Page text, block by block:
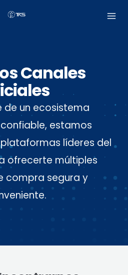
Canales
un ecosistema
estamos
líderes del
ofrecerte múltiples
compra segura y